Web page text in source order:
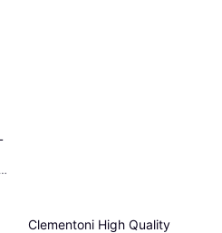
Clementoni High Quality